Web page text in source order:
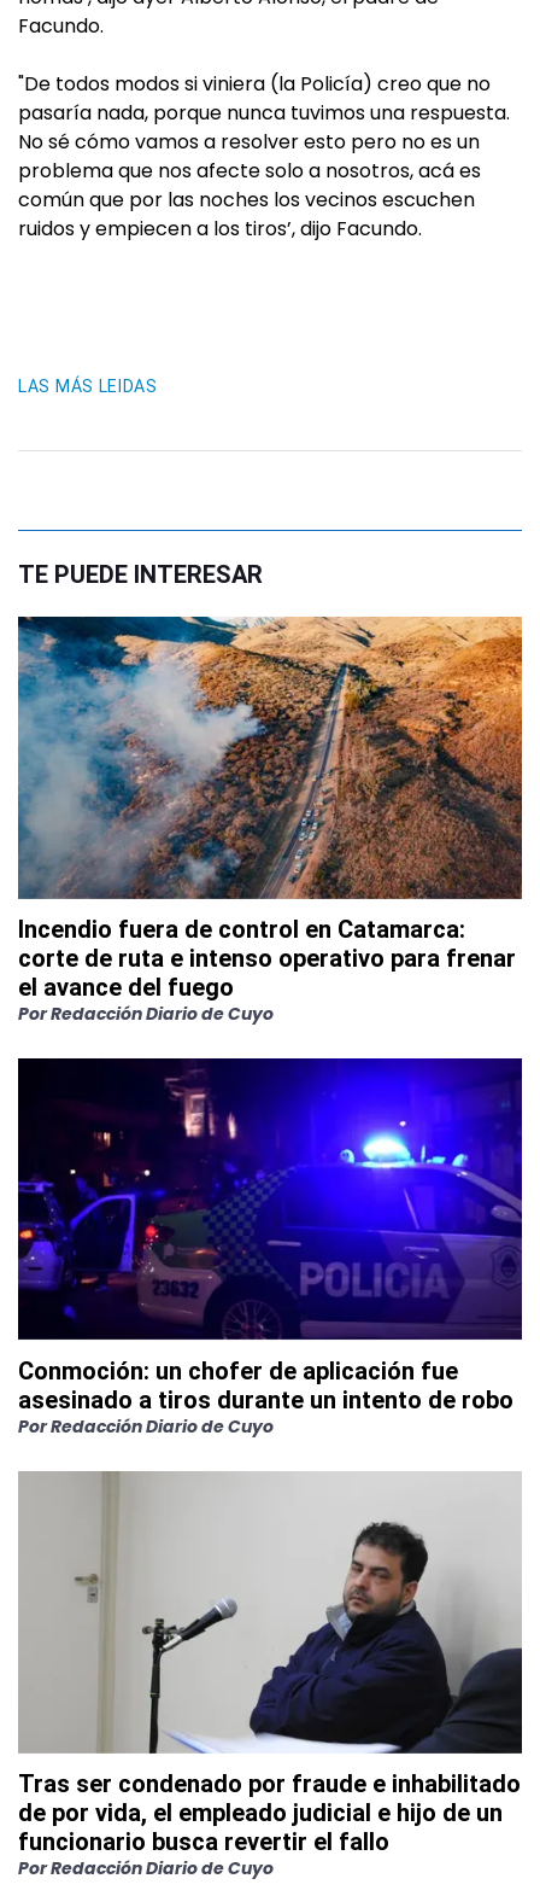
Facundo.
"De todos modos si viniera (la Policía) creo que no
pasaría nada, porque nunca tuvimos una respuesta.
No sé cómo vamos a resolver esto pero no es un
problema que nos afecte solo a nosotros, acá es
común que por las noches los vecinos escuchen
ruidos y empiecen a los tiros’, dijo Facundo.
LAS MÁS LEIDAS
TE PUEDE INTERESAR
Incendio fuera de control en Catamarca:
corte de ruta e intenso operativo para frenar
el avance del fuego
PorRedacción Diario de Cuyo
Conmoción: un chofer de aplicación fue
asesinado a tiros durante un intento de robo
PorRedacción Diario de Cuyo
Tras ser condenado por fraude e inhabilitado
de por vida, el empleado judicial e hijo de un
funcionario busca revertir el fallo
PorRedacción Diario de Cuyo